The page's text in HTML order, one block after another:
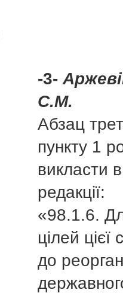
-3-
С.М.
Абзац
пункту 1
викласти в
редакції:
«98.1.6.
цілей цієї
до